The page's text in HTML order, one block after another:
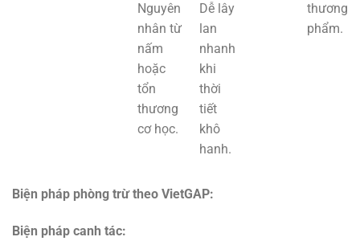
Nguyên
nhân từ
nấm
hoặc
tổn
thương
cơ học.
Dễ lây
lan
nhanh
khi
thời
tiết
khô
hanh.
thương
phẩm.
Biện pháp phòng trừ theo VietGAP:
Biện pháp canh tác: